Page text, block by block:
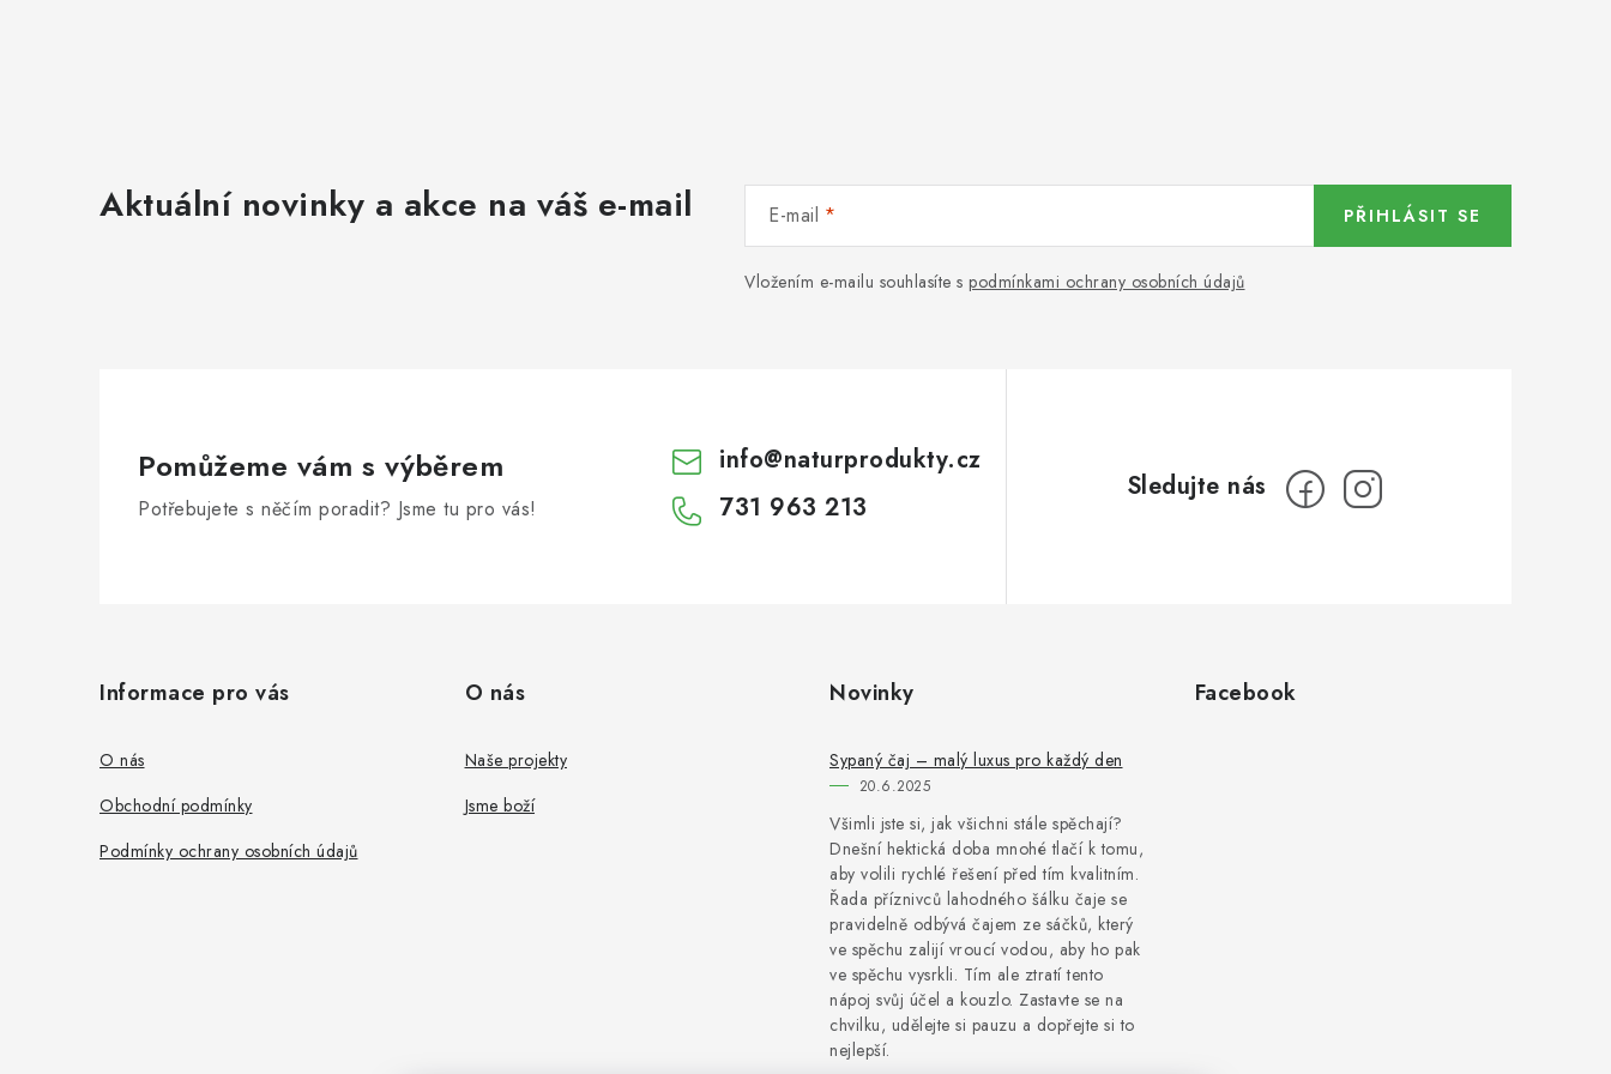
Aktuální novinky a akce na váš e-mail E-mail
Vložením e-mailu souhlasíte s podmínkami ochrany osobních údajů
PŘIHLÁSIT SE
Pomůžeme vám s výběrem
Potřebujete s něčím poradit? Jsme tu pro vás!
info@naturprodukty.cz
731 963 213
Informace pro vás
O nás
Obchodní podmínky
Podmínky ochrany osobních údajů
O nás
Naše projekty
Jsme boží
Novinky
Sypaný čaj – malý luxus pro každý den
20.6.2025
Všimli jste si, jak všichni stále spěchají?
Dnešní hektická doba mnohé tlačí k tomu,
aby volili rychlé řešení před tím kvalitním.
Řada příznivců lahodného šálku čaje se
pravidelně odbývá čajem ze sáčků, který
ve spěchu zalijí vroucí vodou, aby ho pak
ve spěchu vysrkli. Tím ale ztratí tento
nápoj svůj účel a kouzlo. Zastavte se na
chvilku, udělejte si pauzu a dopřejte si to
nejlepší.
Facebook